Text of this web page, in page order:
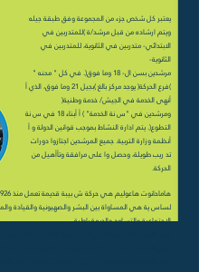
يعتبر كل شخص جزء من المجموعة وفق طبقة جيله
ويتم ارشاده من قبل مرشد/ة )للمتدربين في
الابتدائي- متدربين في الثانوية، للمتدربين في
الثانوية-
مرشدين بسن ال- 18 وما فوق(. في كل " محنه "
)فرع الحركة( يوجد مركز بالغ )بجيل 21 وما فوق، الذي أ
أنهى الخدمة في الجيش/ خدمة وطنية(
ومرشدين في "س نة الخدمة" ) أ أبناء 18 في س نة
التطوع(. يتم ادارة النشاط بموجب قوانين الدولة و أ
أنظمة وزارة التربية. جميع المرشدين اجتازوا دورات
تد ريب طويلة، وحصل وا على مرافقة وتأأهيل من
الحركة.
لساس ية هي المساواة بين البشر والصهيونية والقيادة
الاجتماعية والتسامح والديمقراطية